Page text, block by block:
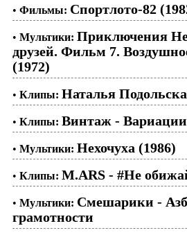
• Фильмы: Спортлото-82
• Мультики: Приключения
друзей. Фильм 7.
(1972)
• Клипы: Наталья
• Клипы: Винтаж - Вариации
• Мультики: Нехочуха (1986)
• Клипы: M.ARS - #Не
• Мультики: Смешарики -
грамотности